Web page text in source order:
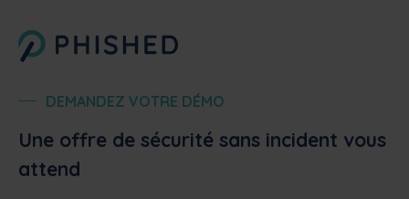
DEMANDEZ VOTRE DÉMO
Une offre de sécurité sans incident vous
attend